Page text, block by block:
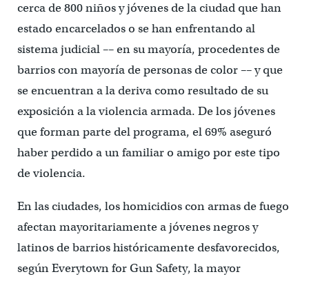
cerca de 800 niños y jóvenes de la ciudad que han
estado encarcelados o se han enfrentando al
sistema judicial –– en su mayoría, procedentes de
barrios con mayoría de personas de color –– y que
se encuentran a la deriva como resultado de su
exposición a la violencia armada. De los jóvenes
que forman parte del programa, el 69% aseguró
haber perdido a un familiar o amigo por este tipo
de violencia.
En las ciudades, los homicidios con armas de fuego
afectan mayoritariamente a jóvenes negros y
latinos de barrios históricamente desfavorecidos,
según Everytown for Gun Safety, la mayor